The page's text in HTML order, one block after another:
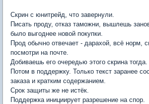
Скрин с юнитрейд, что завернули.
Писать проду, отказ таможни, вышлешь
было выгоднее новой покупки.
Прод обычно отвечает - дарахой, всё норм,
посмотри на почте.
Добиваешь его очередью этого скрина тогда.
Потом в поддержку. Только текст заранее
заказа и кратким содержанием.
Срок защиты же не истёк.
Поддержка инициирует разрешение на спор.